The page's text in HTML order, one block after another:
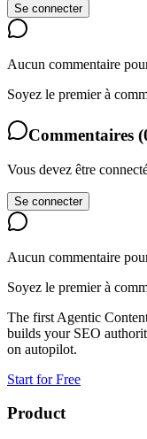
Se connecter
Aucun commentaire
Soyez le premier à
Commentaires (
Vous devez être
Se connecter
Aucun commentaire
Soyez le premier à
The first Agentic
builds your SEO
on autopilot.
Start for Free
Product